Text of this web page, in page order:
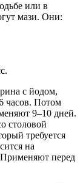
или в
мази. Они:
с йодом,
часов. Потом
9–10 дней.
столовой
требуется
на
Применяют перед